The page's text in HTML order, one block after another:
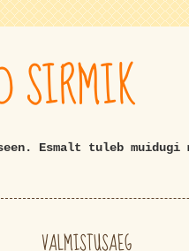
SIRMIK
Esmalt tuleb muidugi
VALMISTUSAEG